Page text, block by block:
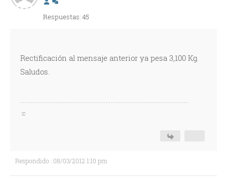
Respuestas: 45
Rectificación al mensaje anterior ya pesa 3,100 Kg.
Saludos.
:c
Respondido : 08/03/2012 1:10 pm